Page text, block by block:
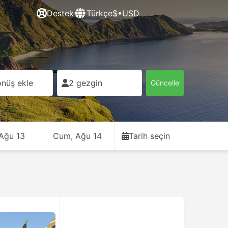
Destek Türkçe$•USD
ekle 2 gezgin Güncelle
13 Cum, Ağu 14 Tarih seçin